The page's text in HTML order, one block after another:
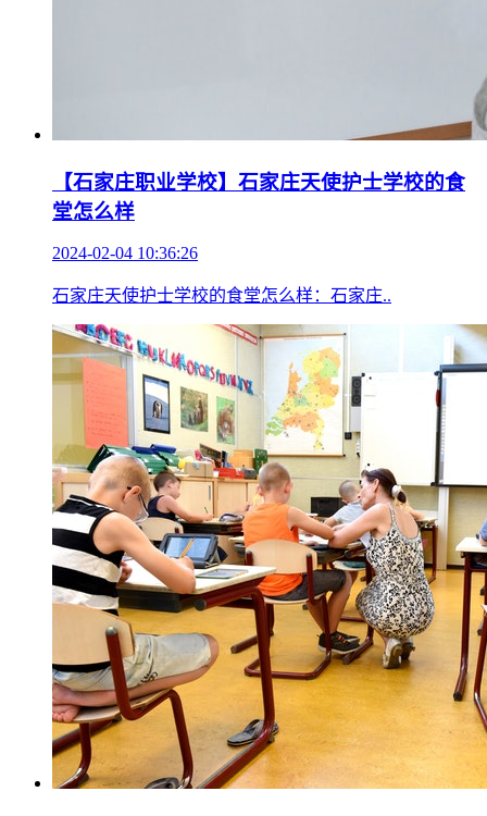
【石家庄职业学校】石家庄天使护士学校的食
堂怎么样
2024-02-04 10:36:26
石家庄天使护士学校的食堂怎么样：石家庄..